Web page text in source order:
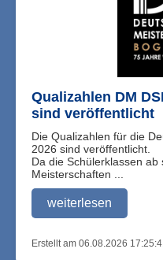
Qualizahlen DM
sind veröffentlicht
Die Qualizahlen für die
2026 sind veröffentlicht.
Da die Schülerklassen
Meisterschaften ...
weiterlesen
Erstellt am 06.08.2026